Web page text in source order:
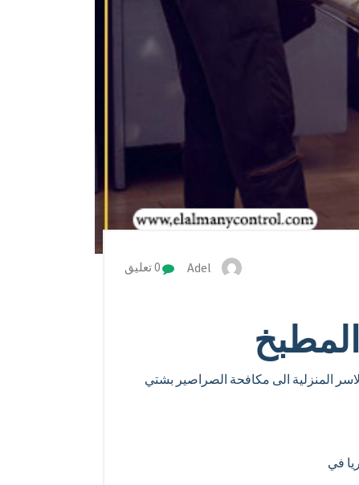
Adel
المنزلية الى مكافحة الصراصير بشتي
في